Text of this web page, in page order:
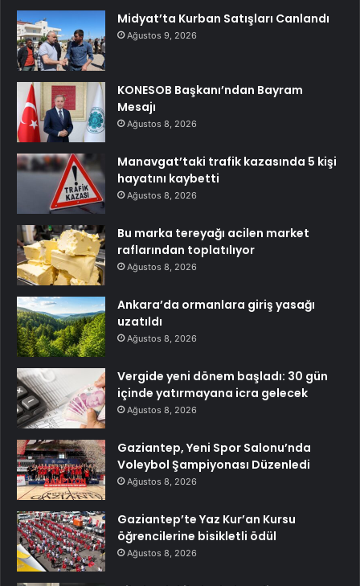
Midyat’ta Kurban Satışları Canlandı
Ağustos 9, 2026
KONESOB Başkanı’ndan Bayram
Mesajı
Ağustos 8, 2026
Manavgat’taki trafik kazasında 5 kişi
hayatını kaybetti
Ağustos 8, 2026
Bu marka tereyağı acilen market
raflarından toplatılıyor
Ağustos 8, 2026
Ankara’da ormanlara giriş yasağı
uzatıldı
Ağustos 8, 2026
Vergide yeni dönem başladı: 30 gün
içinde yatırmayana icra gelecek
Ağustos 8, 2026
Gaziantep, Yeni Spor Salonu’nda
Voleybol Şampiyonası Düzenledi
Ağustos 8, 2026
Gaziantep’te Yaz Kur’an Kursu
öğrencilerine bisikletli ödül
Ağustos 8, 2026